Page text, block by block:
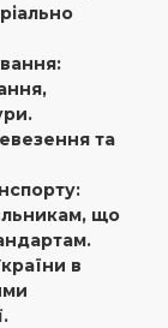
та
що
в